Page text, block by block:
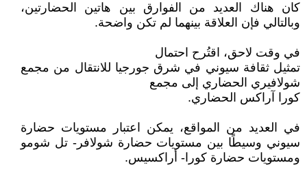
كان هناك العديد من الفوارق بين هاتين الحضارتين،
وبالتالي فإن العلاقة بينهما لم تكن واضحة.
في وقت لاحق، اقتُرح احتمال
تمثيل ثقافة سيوني في شرق جورجيا للانتقال من مجمع
شولافيري الحضاري إلى مجمع
كورا آراكس الحضاري.
في العديد من المواقع، يمكن اعتبار مستويات حضارة
سيوني وسيطًا بين مستويات حضارة شولافر- تل شومو
ومستويات حضارة كورا- أراكسيس.